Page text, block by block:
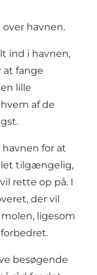
havnen.
ind i havnen,
at fange
lille
af de
for at
let tilgængelig,
rette op på. I
der vil
ligesom
besøgende